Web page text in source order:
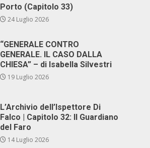
Porto (Capitolo 33)
24 Luglio 2026
“GENERALE CONTRO
GENERALE. IL CASO DALLA
CHIESA” – di Isabella Silvestri
19 Luglio 2026
L’Archivio dell’Ispettore Di
Falco | Capitolo 32: Il Guardiano
del Faro
14 Luglio 2026